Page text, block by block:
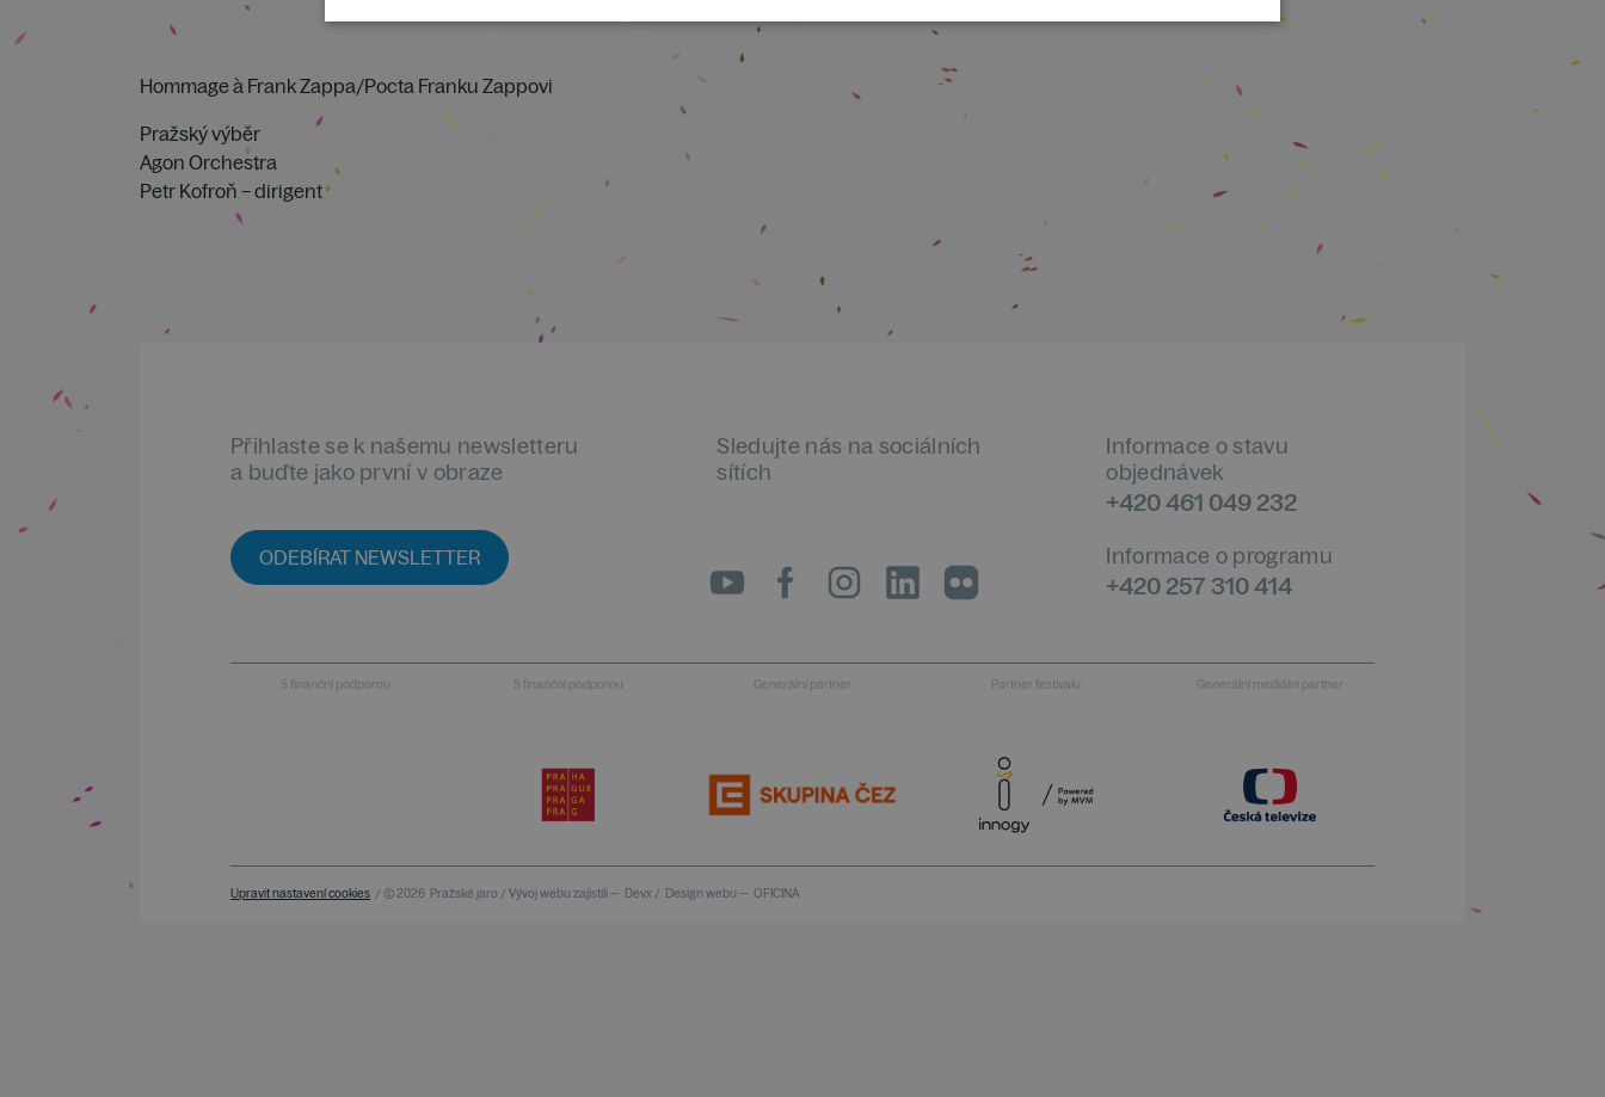
Hommage à Frank Zappa/Pocta Franku Zappovi
Pražský výběr
Agon Orchestra
Petr Kofroň – dirigent
Přihlaste se k našemu newsletteru
a buďte jako první v obraze
ODEBÍRAT NEWSLETTER
Sledujte nás na sociálních
sítích
Informace o stavu
objednávek
+420 461 049 232
Informace o programu
+420 257 310 414
S finanční podporou S finanční podporou Generální partner Partner festivalu Generální mediální partner
Upravit nastavení cookies / © 2026 Pražské jaro / Vývoj webu zajistili — Devx / Design webu — OFICINA